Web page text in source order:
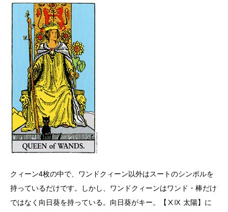
クィーン4枚の中で、ワンドクィーン以外はスートのシンボルを
持っているだけです。しかし、ワンドクィーンはワンド・棒だけ
ではなく向日葵を持っている。向日葵がキー。【ⅩⅨ 太陽】に